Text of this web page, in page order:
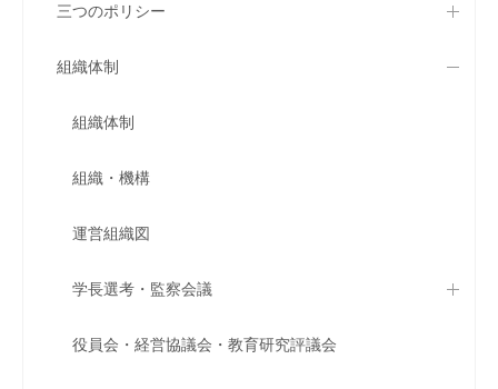
三つのポリシー
組織体制
組織体制
組織・機構
運営組織図
学長選考・監察会議
役員会・経営協議会・教育研究評議会